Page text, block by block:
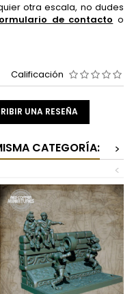
otra escala, no dudes
de contacto o
Calificación
UNA RESEÑA
CATEGORÍA:
>
<